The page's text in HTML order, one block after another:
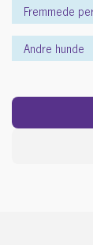
Fremmede
Andre hunde